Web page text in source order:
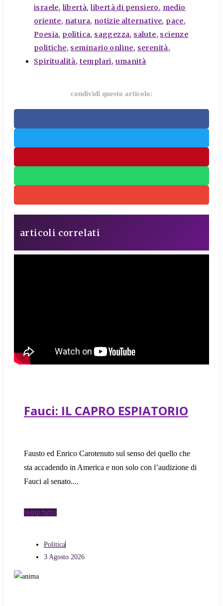
israele, libertà,libertà di pensiero, medio
oriente, natura, notizie alternative, pace,
Poesia, politica, saggezza, salute, scienze
politiche, seminario online, serenità,
Spiritualità, templari, umanità
condividi questo articolo:
articoli correlati
Fauci: IL CAPRO ESPIATORIO
Fausto ed Enrico Carotenuto sul senso dei quello che
sta accadendo in America e non solo con l’audizione di
Fauci al senato.
leggi tutto
Politica
3 Agosto 2026